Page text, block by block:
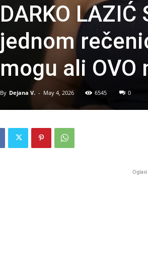
DARKO LAZIĆ
jednom
mogu ali OVO
By Dejana V. - May 4, 2026 6545 0